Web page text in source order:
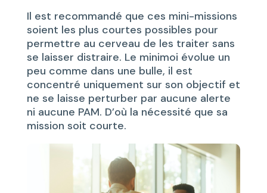
Il est recommandé que ces mini-missions
soient les plus courtes possibles pour
permettre au cerveau de les traiter sans
se laisser distraire. Le minimoi évolue un
peu comme dans une bulle, il est
concentré uniquement sur son objectif et
ne se laisse perturber par aucune alerte
ni aucune PAM. D’où la nécessité que sa
mission soit courte.